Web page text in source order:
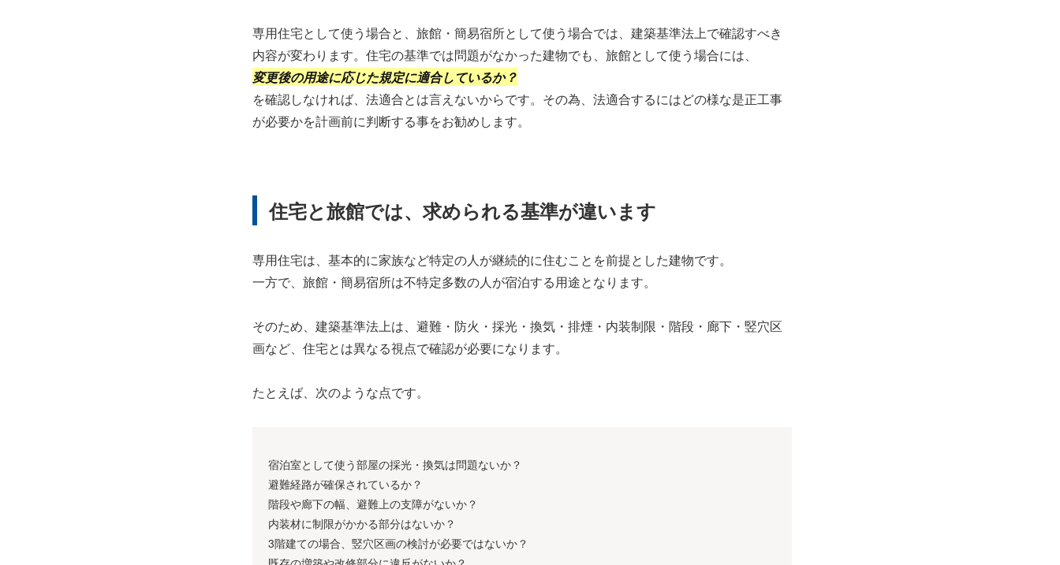
専用住宅として使う場合と、旅館・簡易宿所として使う場合では、建築基準法上で確認すべき
内容が変わります。住宅の基準では問題がなかった建物でも、旅館として使う場合には、
変更後の用途に応じた規定に適合しているか？
を確認しなければ、法適合とは言えないからです。その為、法適合するにはどの様な是正工事
が必要かを計画前に判断する事をお勧めします。
住宅と旅館では、求められる基準が違います
専用住宅は、基本的に家族など特定の人が継続的に住むことを前提とした建物です。
一方で、旅館・簡易宿所は不特定多数の人が宿泊する用途となります。
そのため、建築基準法上は、避難・防火・採光・換気・排煙・内装制限・階段・廊下・竪穴区
画など、住宅とは異なる視点で確認が必要になります。
たとえば、次のような点です。
宿泊室として使う部屋の採光・換気は問題ないか？
避難経路が確保されているか？
階段や廊下の幅、避難上の支障がないか？
内装材に制限がかかる部分はないか？
3階建ての場合、竪穴区画の検討が必要ではないか？